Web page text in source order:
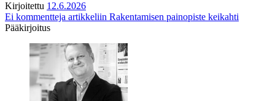
Kirjoitettu 12.6.2026
Ei kommentteja artikkeliin Rakentamisen painopiste keikahti
Pääkirjoitus